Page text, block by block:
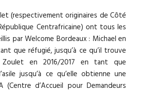
(respectivement originaires de Côté
Centrafricaine) ont tous les
par Welcome Bordeaux : Michael en
que réfugié, jusqu’à ce qu’il trouve
Zoulet en 2016/2017 en tant que
jusqu’à ce qu’elle obtienne une
(Centre d’Accueil pour Demandeurs